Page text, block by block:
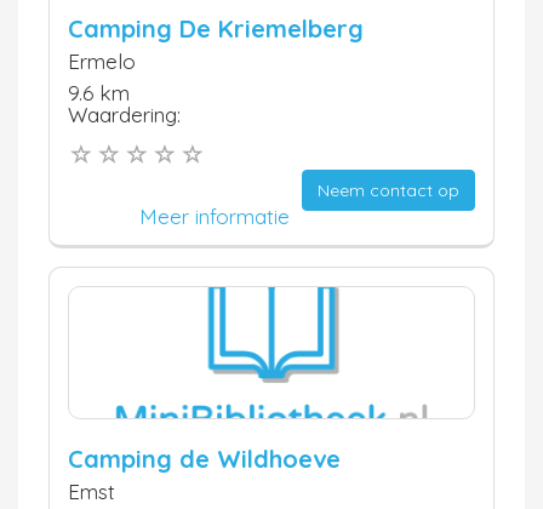
Camping De Kriemelberg
Ermelo
9.6 km
Waardering:
Neem contact op
Meer informatie
Camping de Wildhoeve
Emst